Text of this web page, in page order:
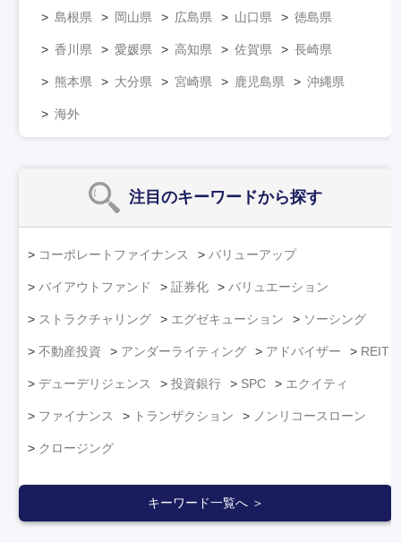
島根県 岡山県 広島県 山口県 徳島県
香川県 愛媛県 高知県 佐賀県 長崎県
熊本県 大分県 宮崎県 鹿児島県 沖縄県
海外
注目のキーワードから探す
コーポレートファイナンス バリューアップ
バイアウトファンド 証券化 バリュエーション
ストラクチャリング エグゼキューション ソーシング
不動産投資 アンダーライティング アドバイザー REIT
デューデリジェンス 投資銀行 SPC エクイティ
ファイナンス トランザクション ノンリコースローン
クロージング
キーワード一覧へ ＞